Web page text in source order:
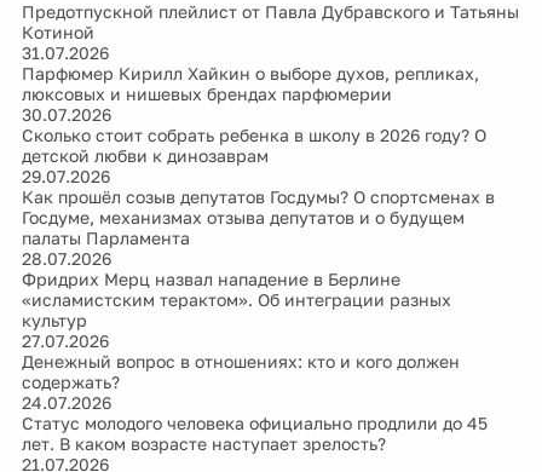
Предотпускной плейлист от Павла Дубравского и Татьяны
Котиной
31.07.2026
Парфюмер Кирилл Хайкин о выборе духов, репликах,
люксовых и нишевых брендах парфюмерии
30.07.2026
Сколько стоит собрать ребенка в школу в 2026 году? О
детской любви к динозаврам
29.07.2026
Как прошёл созыв депутатов Госдумы? О спортсменах в
Госдуме, механизмах отзыва депутатов и о будущем
палаты Парламента
28.07.2026
Фридрих Мерц назвал нападение в Берлине
«исламистским терактом». Об интеграции разных
культур
27.07.2026
Денежный вопрос в отношениях: кто и кого должен
содержать?
24.07.2026
Статус молодого человека официально продлили до 45
лет. В каком возрасте наступает зрелость?
21.07.2026